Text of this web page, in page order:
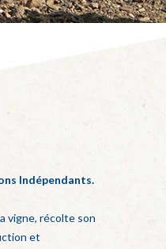
Indépendants.
vigne, récolte son
et